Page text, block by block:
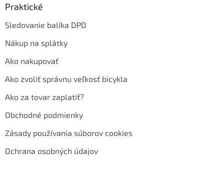
Praktické
Sledovanie balíka DPD
Nákup na splátky
Ako nakupovať
Ako zvoliť správnu veľkosť bicykla
Ako za tovar zaplatiť?
Obchodné podmienky
Zásady používania súborov cookies
Ochrana osobných údajov